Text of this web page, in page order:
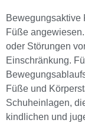
Bewegungsaktive
Füße
oder Störungen
Einschränkung.
Füße und
Schuheinlagen,
kindlichen und